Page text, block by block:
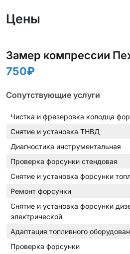
Цены
Замер компрессии
750₽
Сопутствующие услуги
Чистка и фрезеровка колодца
Снятие и установка ТНВД
Диагностика инструментальная
Проверка форсунки стендовая
Снятие и установка форсунки
Ремонт форсунки
Снятие и установка форсунки
электрической
Адаптация топливного
Проверка форсунки